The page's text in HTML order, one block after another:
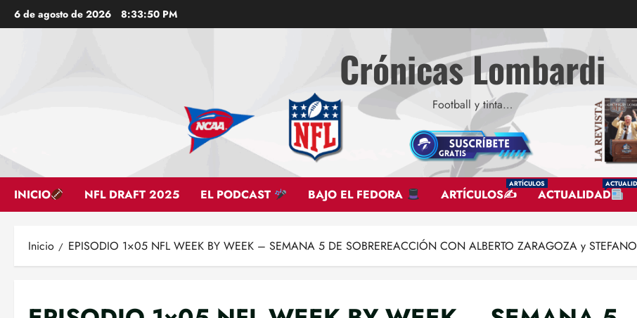
Saltar
al
6 de agosto de 2026 8:33:51 PM
Crónicas Lombardi
Football y tinta…
INICIO NFL DRAFT 2025 EL PODCAST BAJO EL FEDORA ARTÍCULOS✍
ARTÍCULOS
ACTUALIDAD
Inicio EPISODIO 1×05 NFL WEEK BY WEEK – SEMANA 5 DE SOBREREACCIÓN CON ALBERTO ZARAGOZA y STEFANO